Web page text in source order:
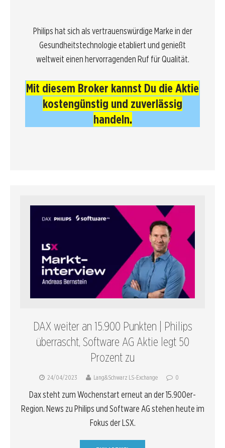
Philips hat sich als vertrauenswürdige Marke in der
Gesundheitstechnologie etabliert und genießt
weltweit einen hervorragenden Ruf für Qualität.
Mit diesem Broker kannst Du die Aktie
kostengünstig und zuverlässig
handeln.
DAX weiter an 15.900 Punkten | Philips
überrascht, Software AG Aktie legt 50
Prozent zu
24/04/2023 Lang&Schwarz LS-Exchange 0
Dax steht zum Wochenstart erneut an der 15.900er-
Region. News zu Philips und Software AG stehen heute im
Fokus der LSX.